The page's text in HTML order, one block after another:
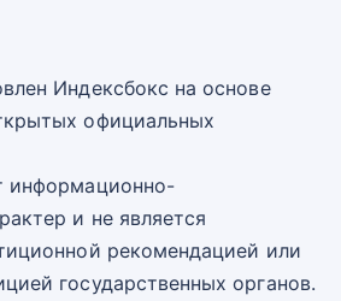
Индексбокс на основе
официальных
информационно-
и не является
рекомендацией или
государственных органов.